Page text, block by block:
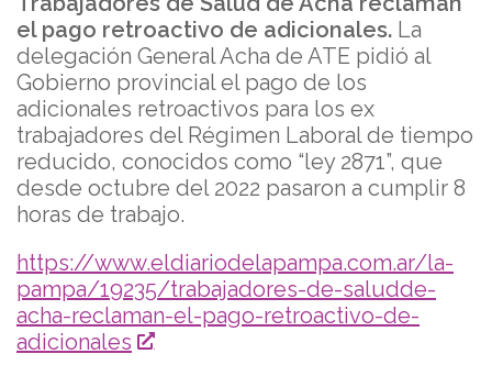
el pago retroactivo de adicionales. La
delegación General Acha de ATE pidió al
Gobierno provincial el pago de los
adicionales retroactivos para los ex
trabajadores del Régimen Laboral de tiempo
reducido, conocidos como “ley 2871”, que
desde octubre del 2022 pasaron a cumplir 8
horas de trabajo.
https://www.eldiariodelapampa.com.ar/la-
pampa/19235/trabajadores-de-saludde-
acha-reclaman-el-pago-retroactivo-de-
adicionales